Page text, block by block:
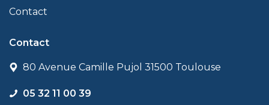
Contact
Contact
80 Avenue Camille Pujol 31500 Toulouse
05 32 11 00 39